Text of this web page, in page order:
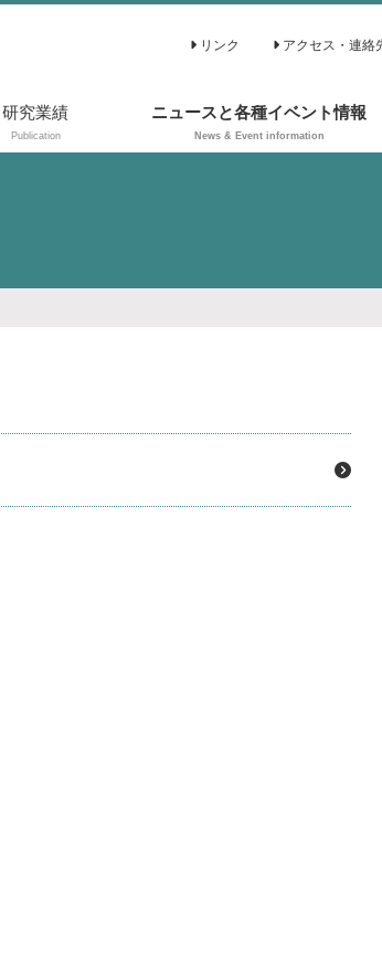
リンク アクセス・連絡
研究業績
Publication
ニュースと各種イベント情報
News & Event information